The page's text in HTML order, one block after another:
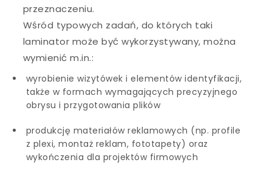
przeznaczeniu.
Wśród typowych zadań, do których taki
laminator może być wykorzystywany, można
wymienić m.in.:
wyrobienie wizytówek i elementów identyfikacji,
także w formach wymagających precyzyjnego
obrysu i przygotowania plików
produkcję materiałów reklamowych (np. profile
z plexi, montaż reklam, fototapety) oraz
wykończenia dla projektów firmowych